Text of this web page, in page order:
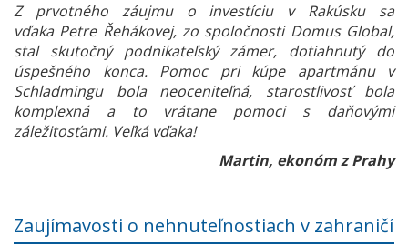
Z prvotného záujmu o investíciu v Rakúsku sa
vďaka Petre Řehákovej, zo spoločnosti Domus Global,
stal skutočný podnikateľský zámer, dotiahnutý do
úspešného konca. Pomoc pri kúpe apartmánu v
Schladmingu bola neoceniteľná, starostlivosť bola
komplexná a to vrátane pomoci s daňovými
záležitosťami. Veľká vďaka!
Martin, ekonóm z Prahy
Zaujímavosti o nehnuteľnostiach v zahraničí